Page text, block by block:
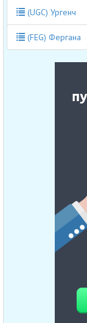
(UGC) Ургенч
(FEG) Фергана